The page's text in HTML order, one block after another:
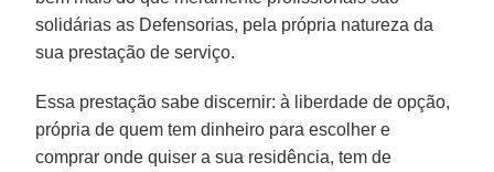
solidárias as Defensorias, pela própria natureza da
sua prestação de serviço.
Essa prestação sabe discernir: à liberdade de opção,
própria de quem tem dinheiro para escolher e
comprar onde quiser a sua residência, tem de